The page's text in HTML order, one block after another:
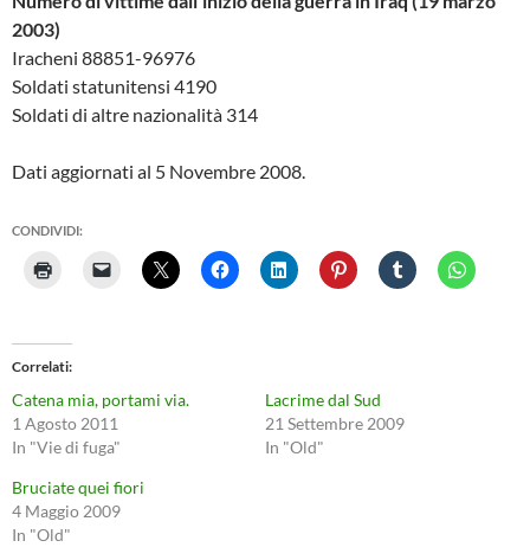
2003)
Iracheni 88851-96976
Soldati statunitensi 4190
Soldati di altre nazionalità 314
Dati aggiornati al 5 Novembre 2008.
CONDIVIDI:
Correlati
Catena mia, portami via.
1 Agosto 2011
In "Vie di fuga"
Lacrime dal Sud
21 Settembre 2009
In "Old"
Bruciate quei fiori
4 Maggio 2009
In "Old"